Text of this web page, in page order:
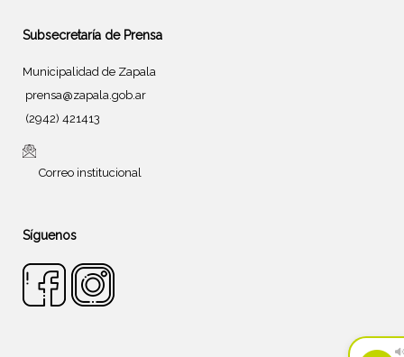
Subsecretaría de Prensa
Municipalidad de Zapala
prensa@zapala.gob.ar
(2942) 421413
Correo institucional
Síguenos